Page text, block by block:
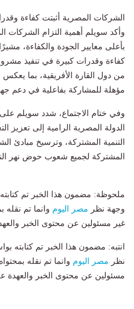
الشركات المصرية أثبتت كفاءة
وأكد سويلم أهمية التزام الشركات
بأعلى معايير الجودة والكفاءة،
كفاءة وقدرات كبيرة في تنفيذ
من دول القارة الأفريقية، بما
مؤهلة للمشاركة بفاعلية في دعم
وفي ختام الاجتماع، شدد سويلم
الدولة المصرية الرامية إلى
التنمية المشتركة، وترسيخ مبادئ
المشتركة لجميع شعوب حوض نهر
ملحوظة: مضمون هذا الخبر تم
وجهة نظر مصر اليوم وانما تم نقله
غير مسئولين عن محتوى الخبر
انتبه: مضمون هذا الخبر تم كتابته
نظر مصر اليوم وانما تم نقله
مسئولين عن محتوى الخبر والعهدة